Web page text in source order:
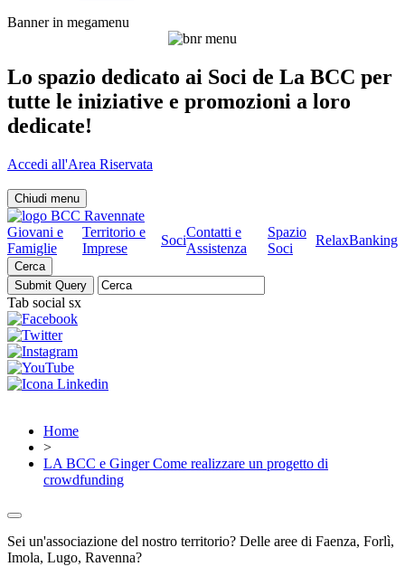
Banner in megamenu
Lo spazio dedicato ai Soci de La BCC per
tutte le iniziative e promozioni a loro
dedicate!
Accedi all'Area Riservata
Chiudi menu
Giovani e
Famiglie
Territorio e
Imprese
Soci
Contatti e
Assistenza
Spazio
Soci
RelaxBanking
Cerca
Tab social sx
Home
>
LA BCC e Ginger Come realizzare un progetto di
crowdfunding
Sei un'associazione del nostro territorio? Delle aree di Faenza, Forlì,
Imola, Lugo, Ravenna?